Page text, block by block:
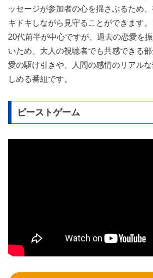
ッセージが参加者の心を揺さぶるため
キドキしながら見守ることができます
20代前半が中心ですが、過去の恋愛を
いため、大人の視聴者でも共感できる
愛の駆け引きや、人間の感情のリアル
しめる番組です。
ビーストゲーム